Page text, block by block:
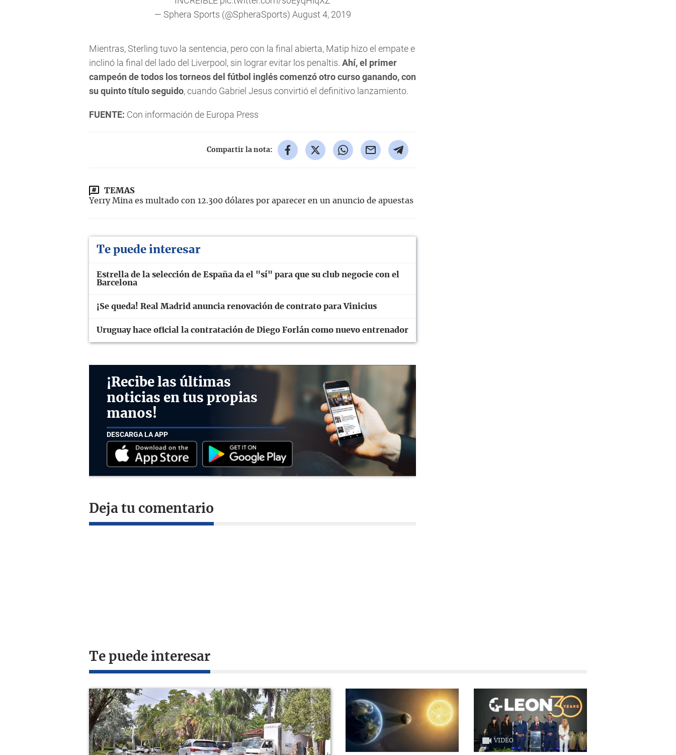
— Sphera Sports (@SpheraSports) August 4, 2019
Mientras, Sterling tuvo la sentencia, pero con la final abierta, Matip hizo el empate e
inclinó la final del lado del Liverpool, sin lograr evitar los penaltis. Ahí, el primer
campeón de todos los torneos del fútbol inglés comenzó otro curso ganando, con
su quinto título seguido, cuando Gabriel Jesus convirtió el definitivo lanzamiento.
FUENTE: Con información de Europa Press
Compartir la nota:
TEMAS
Yerry Mina es multado con 12.300 dólares por aparecer en un anuncio de apuestas
Te puede interesar
Estrella de la selección de España da el "sí" para que su club negocie con el
Barcelona
¡Se queda! Real Madrid anuncia renovación de contrato para Vinicius
Uruguay hace oficial la contratación de Diego Forlán como nuevo entrenador
¡Recibe las últimas
noticias en tus propias
manos!
DESCARGA LA APP
Deja tu comentario
Te puede interesar
VIDEO